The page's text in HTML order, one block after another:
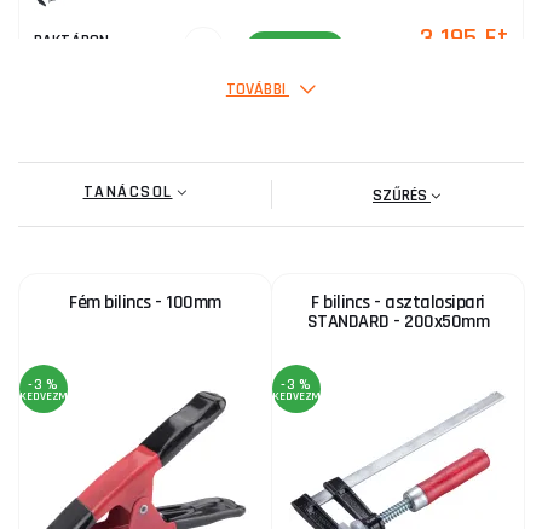
RAKTÁRON 3 195 Ft
RAKTÁRON MEGVENNI 12 490 Ft
F bilincs - asztalosipari - 300x100mm
RAKTÁRON MEGVENNI
Műanyag rugós bilincs - 175mm
RAKTÁRON 1 175 Ft
TOVÁBBI
TANÁCSOL SZŰRÉS
Fém bilincs - 100mm
-3 %
KEDVEZMÉNY
F bilincs - asztalosipari
STANDARD - 200x50mm
-3 %
KEDVEZMÉNY